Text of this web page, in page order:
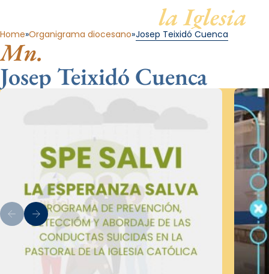
la Iglesia
Home Organigrama diocesano Josep Teixidó Cuenca
Mn.
Josep Teixidó Cuenca